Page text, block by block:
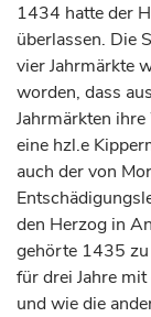
1434 hatte der
überlassen. Die
vier Jahrmärkte
worden, dass
Jahrmärkten
eine hzl.e
auch der von
den Herzog in
gehörte 1435 zu
für drei Jahre
und wie die